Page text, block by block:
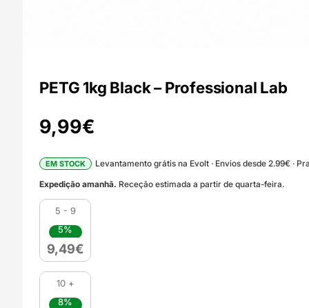
PETG 1kg Black – Professional Lab
9,99€
EM STOCK
Levantamento grátis na Evolt · Envios desde 2.99€ ·
Expedição amanhã. Receção estimada a partir de quarta-feira.
5 - 9
5%
9,49€
10 +
8%